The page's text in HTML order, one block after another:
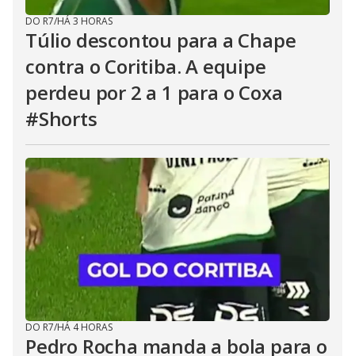
DO R7/HÁ 3 HORAS
Túlio descontou para a Chape
contra o Coritiba. A equipe
perdeu por 2 a 1 para o Coxa
#Shorts
DO R7/HÁ 4 HORAS
Pedro Rocha manda a bola para o